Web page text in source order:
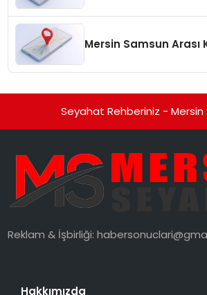
Mersin Samsun Arası
Seyahat Rehberiniz -
Reklam & İşbirliği:
Hakkımızda